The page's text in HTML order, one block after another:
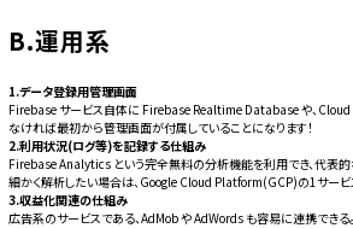
B.運用系
1.データ登録用管理画面
Firebase サービス自体に Firebase Realtime Database や、
なければ最初から管理画面が付属していることになります！
2.利用状況(ログ等)を記録する仕組み
Firebase Analytics という完全無料の分析機能を利用でき、代表的
細かく解析したい場合は、Google Cloud Platform(GCP)の1サー
3.収益化関連の仕組み
広告系のサービスである、AdMob や AdWords も容易に連携できる